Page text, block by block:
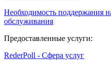
Необходимость поддержания
обслуживания
Предоставленные услуги:
RederPoll - Сфера услуг